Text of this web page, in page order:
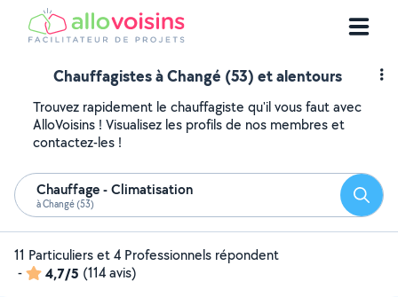
Chauffagistes à Changé (53) et alentours
Trouvez rapidement le chauffagiste qu'il vous faut avec
AlloVoisins ! Visualisez les profils de nos membres et
contactez-les !
Chauffage - Climatisation
à Changé (53)
11 Particuliers et 4 Professionnels répondent
-
4,7/5 (114 avis)